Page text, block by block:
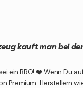
kauft man bei
ein BRO! ❤️ Wenn Du
Premium-Herstellern